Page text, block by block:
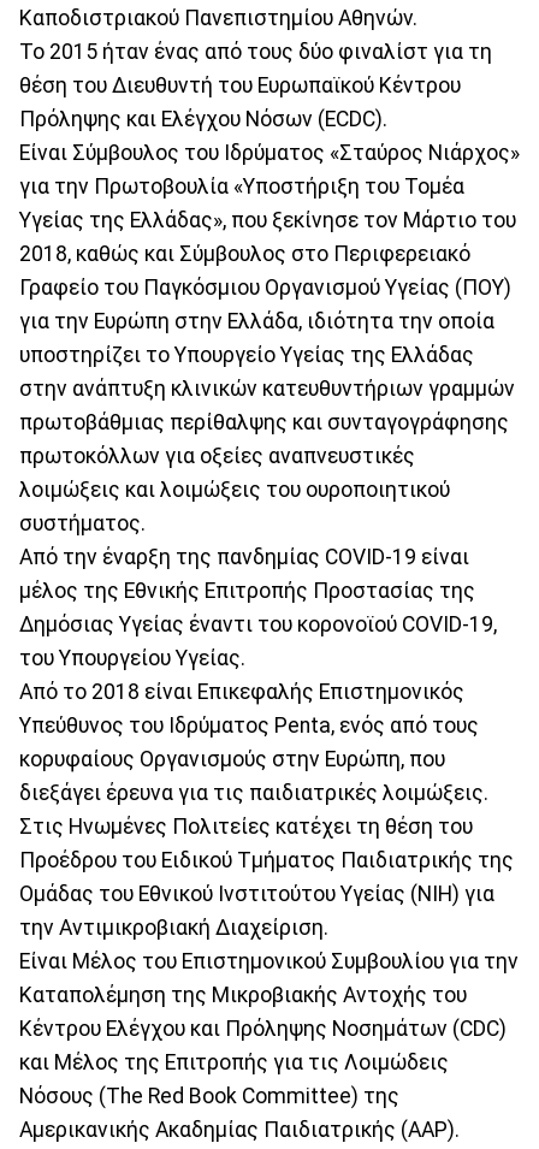
Καποδιστριακού Πανεπιστημίου Αθηνών.
Το 2015 ήταν ένας από τους δύο φιναλίστ για τη
θέση του Διευθυντή του Ευρωπαϊκού Κέντρου
Πρόληψης και Ελέγχου Νόσων (ECDC).
Είναι Σύμβουλος του Ιδρύματος «Σταύρος Νιάρχος»
για την Πρωτοβουλία «Υποστήριξη του Τομέα
Υγείας της Ελλάδας», που ξεκίνησε τον Μάρτιο του
2018, καθώς και Σύμβουλος στο Περιφερειακό
Γραφείο του Παγκόσμιου Οργανισμού Υγείας (ΠΟΥ)
για την Ευρώπη στην Ελλάδα, ιδιότητα την οποία
υποστηρίζει το Υπουργείο Υγείας της Ελλάδας
στην ανάπτυξη κλινικών κατευθυντήριων γραµµών
πρωτοβάθμιας περίθαλψης και συνταγογράφησης
πρωτοκόλλων για οξείες αναπνευστικές
λοιμώξεις και λοιμώξεις του ουροποιητικού
συστήματος.
Από την έναρξη της πανδημίας COVID-19 είναι
µέλος της Εθνικής Επιτροπής Προστασίας της
Δημόσιας Υγείας έναντι του κορονοϊού COVID-19,
του Υπουργείου Υγείας.
Από το 2018 είναι Επικεφαλής Επιστημονικός
Υπεύθυνος του Ιδρύματος Penta, ενός από τους
κορυφαίους Οργανισµούς στην Ευρώπη, που
διεξάγει έρευνα για τις παιδιατρικές λοιµώξεις.
Στις Ηνωµένες Πολιτείες κατέχει τη θέση του
Προέδρου του Ειδικού Τµήµατος Παιδιατρικής της
Οµάδας του Εθνικού Ινστιτούτου Υγείας (NIH) για
την Αντιµικροβιακή Διαχείριση.
Είναι Μέλος του Επιστηµονικού Συµβουλίου για την
Καταπολέµηση της Μικροβιακής Αντοχής του
Κέντρου Ελέγχου και Πρόληψης Νοσηµάτων (CDC)
και Μέλος της Επιτροπής για τις Λοιμώδεις
Νόσους (The Red Book Committee) της
Αµερικανικής Ακαδηµίας Παιδιατρικής (AAP).